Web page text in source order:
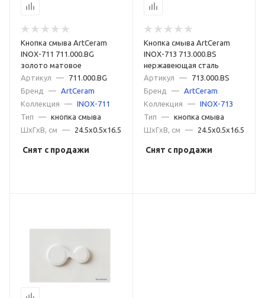
Кнопка смыва ArtCeram
INOX-711 711.000.BG
золото матовое
Артикул
—
711.000.BG
Бренд
— ArtCeram
Коллекция
— INOX-711
Тип
— кнопка смыва
ШxГxВ, см
— 24.5x0.5x16.5
Снят с продажи
Кнопка смыва ArtCeram
INOX-713 713.000.BS
нержавеющая сталь
Артикул
—
713.000.BS
Бренд
—
ArtCeram
Коллекция
—
INOX-713
Тип
—
кнопка смыва
ШxГxВ, см
— 24.5x0.5x16.5
Снят с продажи